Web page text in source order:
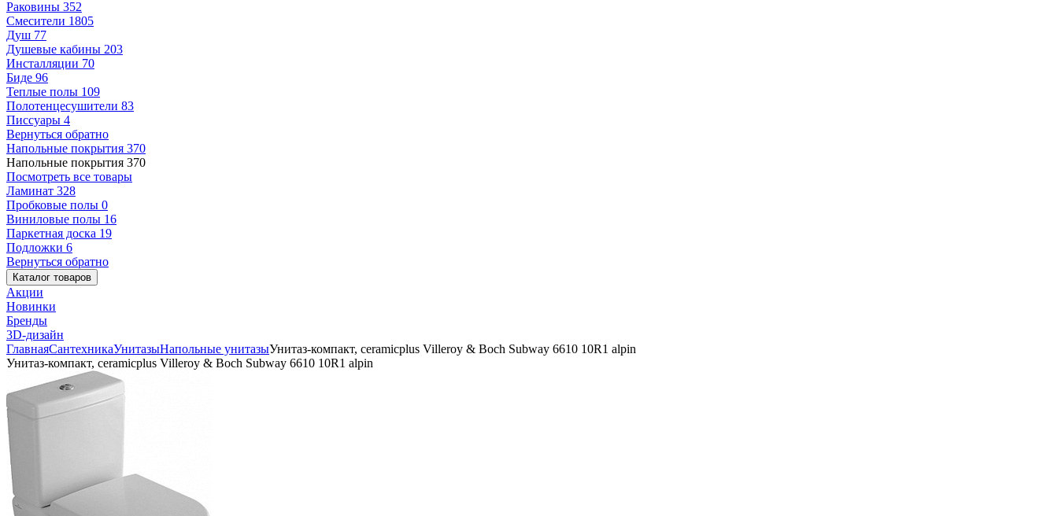
Раковины 352
Смесители 1805
Душ 77
Душевые кабины 203
Инсталляции 70
Биде 96
Теплые полы 109
Полотенцесушители 83
Писсуары 4
Вернуться обратно
Напольные покрытия 370
Напольные покрытия 370
Посмотреть все товары
Ламинат 328
Пробковые полы 0
Виниловые полы 16
Паркетная доска 19
Подложки 6
Вернуться обратно
Каталог товаров
Акции
Новинки
Бренды
3D-дизайн
ГлавнаяСантехникаУнитазыНапольные унитазыУнитаз-компакт, ceramicplus Villeroy & Boch Subway 6610 10R1 alpin
Унитаз-компакт, ceramicplus Villeroy & Boch Subway 6610 10R1 alpin